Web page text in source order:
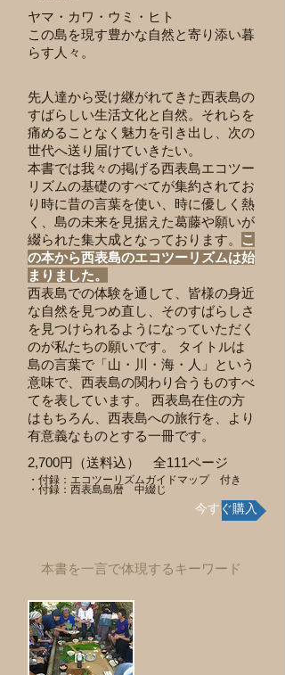
ヤマ・カワ・ウミ・ヒト
​この島を現す豊かな自然と寄り添い暮
らす人々。
先人達から受け継がれてきた西表島の
すばらしい生活文化と自然。それらを
痛めることなく魅力を引き出し、次の
世代へ送り届けていきたい。
本書では我々の掲げる西表島エコツー
リズムの基礎のすべてが集約されてお
り時に昔の言葉を使い、時に優しく熱
く、島の未来を見据えた葛藤や願いが
綴られた集大成となっております。
こ
の本から西表島のエコツーリズムは始
まりました。
西表島での体験を通して、皆様の身近
な自然を見つめ直し、そのすばらしさ
を見つけられるようになっていただく
のが私たちの願いです。 タイトルは
島の言葉で「山・川・海・人」という
意味で、西表島の関わり合うものすべ
てを表しています。 西表島在住の方
はもちろん、西表島への旅行を、より
有意義なものとする一冊です。
2,700円（送料込） 全111ページ
・付録：エコツーリズムガイドマップ 付き
・付録：西表島島暦 中綴じ
今すぐ購入
本書を一言で体現するキーワード